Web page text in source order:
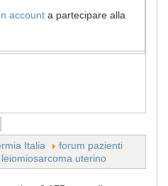
account a partecipare alla
Italia
forum pazienti
uterino